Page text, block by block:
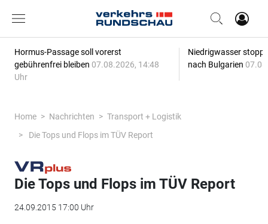
Hormus-Passage soll vorerst
gebührenfrei bleiben 07.08.2026, 14:48
Uhr
Niedrigwasser
nach Bulgarien
Home Nachrichten
Transport + Logistik
Die Tops und Flops im TÜV Report
Die Tops und Flops im TÜV Report
24.09.2015 17:00 Uhr